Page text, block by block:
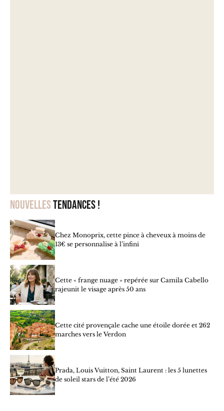
Nouvellestendances !
Chez Monoprix, cette pince à cheveux à moins de
13€ se personnalise à l’infini
Cette « frange nuage » repérée sur Camila Cabello
rajeunit le visage après 50 ans
Cette cité provençale cache une étoile dorée et 262
marches vers le Verdon
Prada, Louis Vuitton, Saint Laurent : les 5 lunettes
de soleil stars de l’été 2026